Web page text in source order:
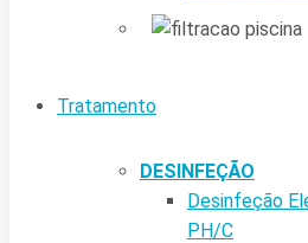
Tratamento
DESINFEÇÃO
Desinfeção
PH/C